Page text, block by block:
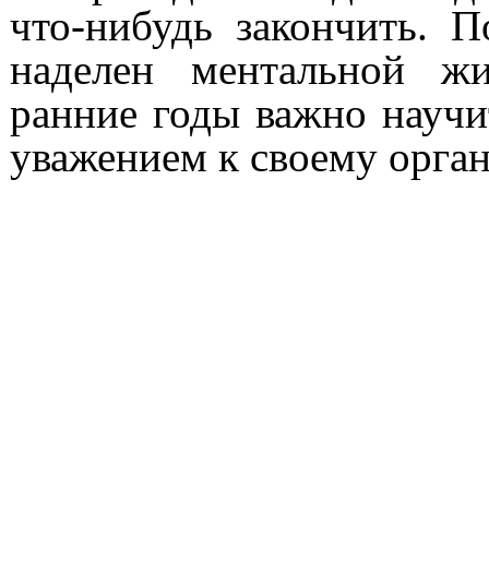
что-нибудь закончить.
наделен ментальной
ранние годы важно
уважением к своему